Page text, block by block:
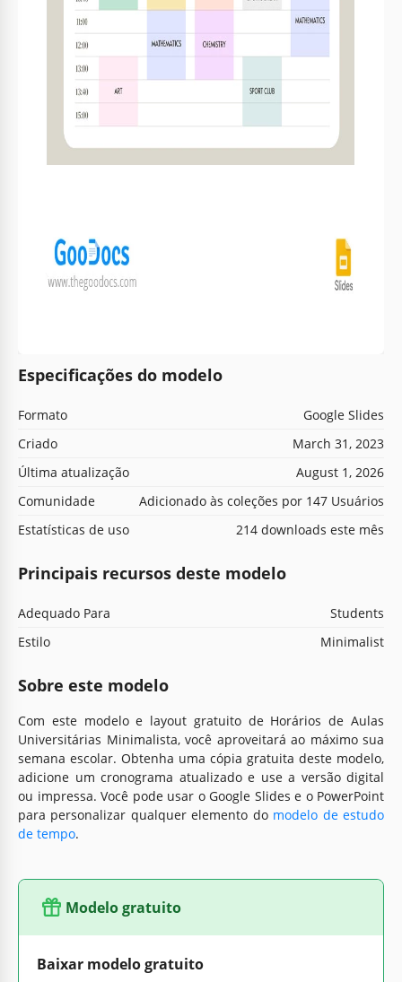
Especificações do modelo
Formato
Google Slides
Criado
March 31, 2023
Última atualização
August 1, 2026
Comunidade
Adicionado às coleções por 147 Usuários
Estatísticas de uso
214 downloads este mês
Principais recursos deste modelo
Adequado Para
Students
Estilo
Minimalist
Sobre este modelo
Com este modelo e layout gratuito de Horários de Aulas
Universitárias Minimalista, você aproveitará ao máximo sua
semana escolar. Obtenha uma cópia gratuita deste modelo,
adicione um cronograma atualizado e use a versão digital
ou impressa. Você pode usar o Google Slides e o PowerPoint
para personalizar qualquer elemento do modelo de estudo
de tempo.
Modelo gratuito
Baixar modelo gratuito